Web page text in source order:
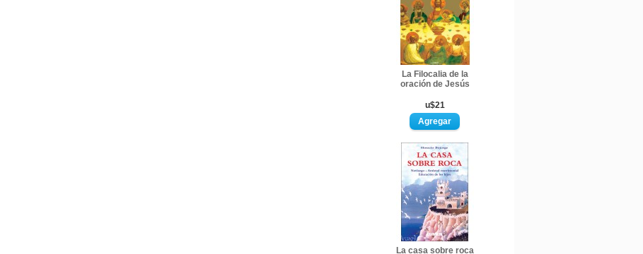
La Filocalia de la
oración de Jesús
u$21
La casa sobre roca